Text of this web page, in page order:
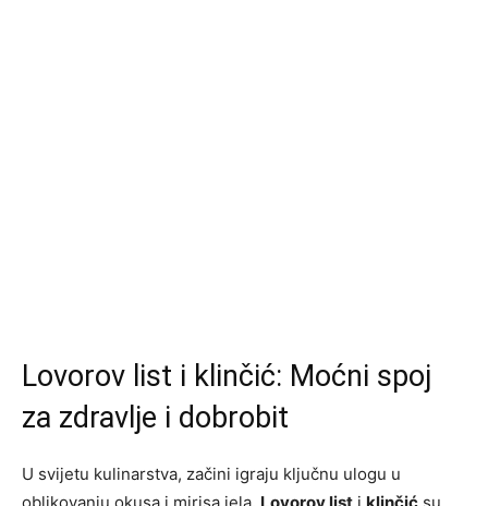
Lovorov list i klinčić: Moćni spoj
za zdravlje i dobrobit
U svijetu kulinarstva, začini igraju ključnu ulogu u